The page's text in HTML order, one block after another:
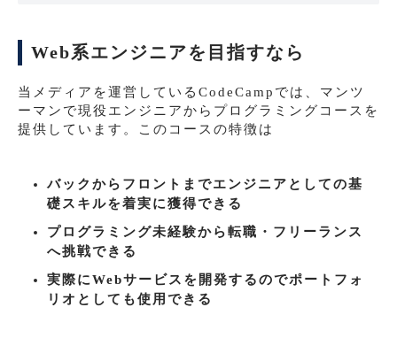
Web系エンジニアを目指すなら
当メディアを運営しているCodeCampでは、マンツ
ーマンで現役エンジニアからプログラミングコースを
提供しています。このコースの特徴は
バックからフロントまでエンジニアとしての基
礎スキルを着実に獲得できる
プログラミング未経験から転職・フリーランス
へ挑戦できる
実際にWebサービスを開発するのでポートフォ
リオとしても使用できる